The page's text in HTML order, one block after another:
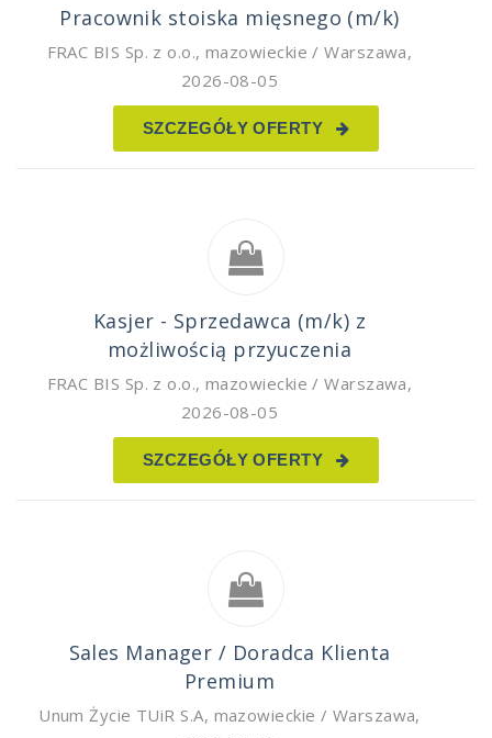
Pracownik stoiska mięsnego (m/k)
FRAC BIS Sp. z o.o.,mazowieckie / Warszawa,
2026-08-05
SZCZEGÓŁY OFERTY
Kasjer - Sprzedawca (m/k) z
możliwością przyuczenia
FRAC BIS Sp. z o.o.,mazowieckie / Warszawa,
2026-08-05
SZCZEGÓŁY OFERTY
Sales Manager / Doradca Klienta
Premium
Unum Życie TUiR S.A, mazowieckie / Warszawa,